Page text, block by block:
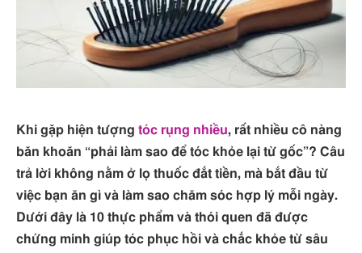
Khi gặp hiện tượng tóc rụng nhiều, rất nhiều cô nàng
băn khoăn “phải làm sao để tóc khỏe lại từ gốc”? Câu
trả lời không nằm ở lọ thuốc đắt tiền, mà bắt đầu từ
việc bạn ăn gì và làm sao chăm sóc hợp lý mỗi ngày.
Dưới đây là 10 thực phẩm và thói quen đã được
chứng minh giúp tóc phục hồi và chắc khỏe từ sâu